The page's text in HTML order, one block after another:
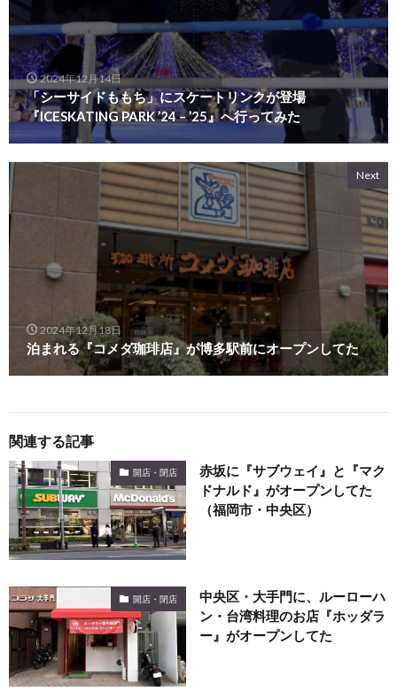
2024年12月14日
「シーサイドももち」にスケートリンクが登場
『ICESKATING PARK ’24 – ’25』へ行ってみた
Next
2024年12月18日
泊まれる『コメダ珈琲店』が博多駅前にオープンしてた
関連する記事
開店・閉店
赤坂に『サブウェイ』と『マク
ドナルド』がオープンしてた
（福岡市・中央区）
開店・閉店
中央区・大手門に、ルーローハ
ン・台湾料理のお店『ホッダラ
ー』がオープンしてた